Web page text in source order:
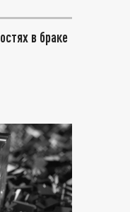
в браке